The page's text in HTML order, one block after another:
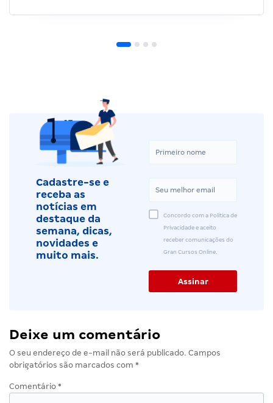
Cadastre-se e
receba as
notícias em
destaque da
semana, dicas,
novidades e
muito mais.
Concordo com a Política de
Privacidade e aceito
receber comunicações do
Gran Cursos Online.
Deixe um comentário
O seu endereço de e-mail não será publicado. Campos
obrigatórios são marcados com *
Comentário *